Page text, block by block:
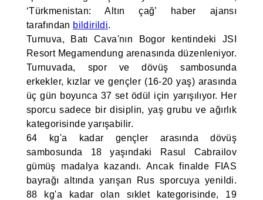
‘Türkmenistan: Altın çağ’ haber ajansı
tarafından bildirildi.
Turnuva, Batı Cava'nın Bogor kentindeki JSI
Resort Megamendung arenasında düzenleniyor.
Turnuvada, spor ve dövüş sambosunda
erkekler, kızlar ve gençler (16-20 yaş) arasında
üç gün boyunca 37 set ödül için yarışılıyor. Her
sporcu sadece bir disiplin, yaş grubu ve ağırlık
kategorisinde yarışabilir.
64 kg'a kadar gençler arasında dövüş
sambosunda 18 yaşındaki Rasul Cabrailov
gümüş madalya kazandı. Ancak finalde FIAS
bayrağı altında yarışan Rus sporcuya yenildi.
88 kg'a kadar olan sıklet kategorisinde, 19